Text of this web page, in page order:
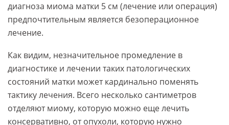
диагноза миома матки 5 см (лечение или операция)
предпочтительным является безоперационное
лечение.
Как видим, незначительное промедление в
диагностике и лечении таких патологических
состояний матки может кардинально поменять
тактику лечения. Всего несколько сантиметров
отделяют миому, которую можно еще лечить
консервативно, от опухоли, которую нужно